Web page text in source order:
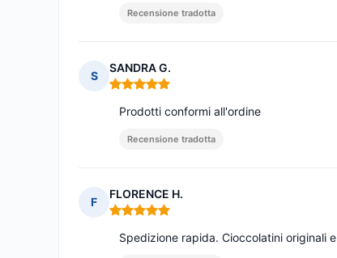
Recensione tradotta
S
SANDRA G.
Nota: 5 su 5
Prodotti conformi all'ordine
Recensione tradotta
F
FLORENCE H.
Nota: 5 su 5
Spedizione rapida. Cioccolatini originali